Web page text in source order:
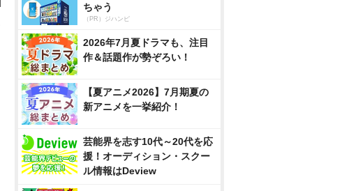
ちゃう
（PR）ジハンピ
2026年7月夏ドラマも、注目
作＆話題作が勢ぞろい！
【夏アニメ2026】7月期夏の
新アニメを一挙紹介！
芸能界を志す10代～20代を応
援！オーディション・スクー
ル情報はDeview